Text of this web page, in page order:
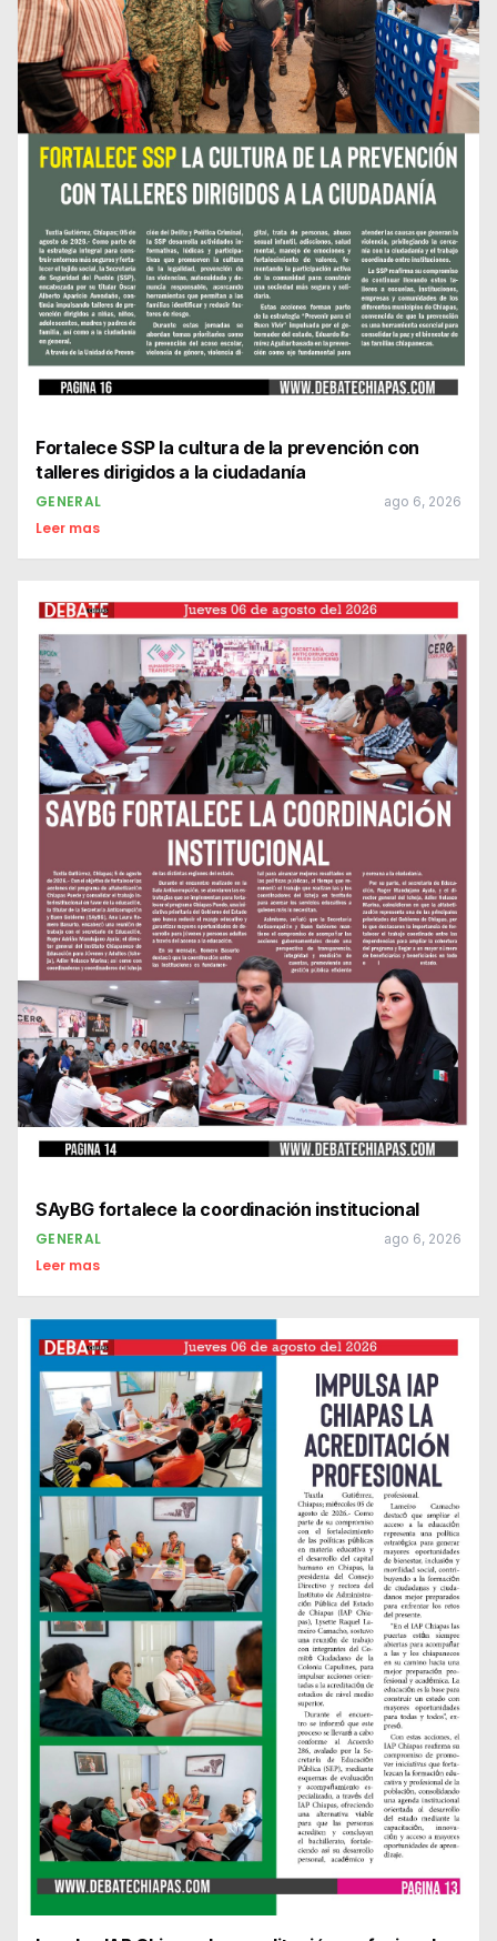
Fortalece SSP la cultura de la prevención con
talleres dirigidos a la ciudadanía
GENERAL ago 6, 2026
Leer mas
SAyBG fortalece la coordinación institucional
GENERAL ago 6, 2026
Leer mas